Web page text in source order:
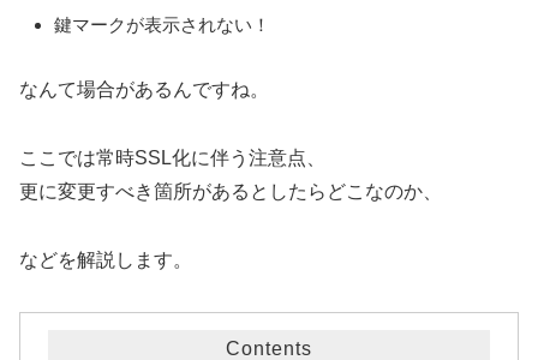
鍵マークが表示されない！
なんて場合があるんですね。
ここでは常時SSL化に伴う注意点、
更に変更すべき箇所があるとしたらどこなのか、
などを解説します。
Contents